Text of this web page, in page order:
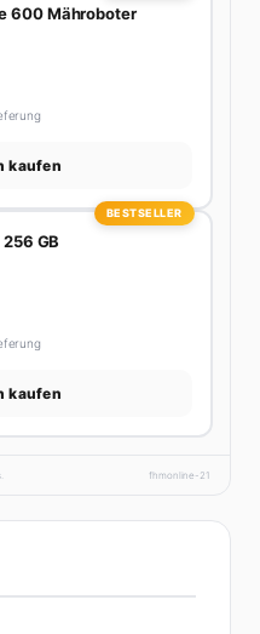
600 Mähroboter
kaufen
BESTSELLER
GB
kaufen
fhmonline-21